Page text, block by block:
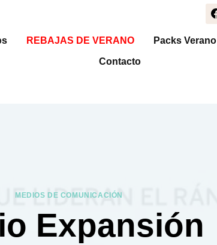
REBAJAS DE VERANO Packs Verano
Contacto
MEDIOS DE COMUNICACIÓN
Expansión